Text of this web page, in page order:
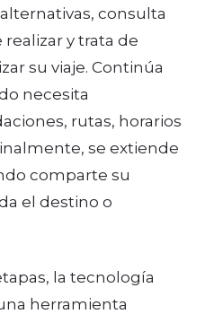
consulta
y trata de
su viaje. Continúa
necesita
rutas, horarios
se extiende
comparte su
el destino o
la tecnología
herramienta